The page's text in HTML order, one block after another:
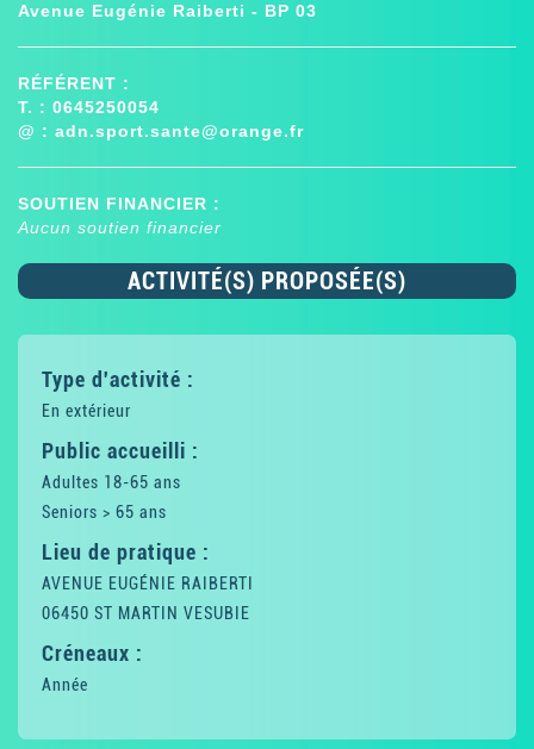
Avenue Eugénie Raiberti - BP 03
RÉFÉRENT :
T. : 0645250054
@ : adn.sport.sante@orange.fr
SOUTIEN FINANCIER :
Aucun soutien financier
ACTIVITÉ(S) PROPOSÉE(S)
Type d'activité :
En extérieur
Public accueilli :
Adultes 18-65 ans
Seniors > 65 ans
Lieu de pratique :
AVENUE EUGÉNIE RAIBERTI
06450 ST MARTIN VESUBIE
Créneaux :
Année